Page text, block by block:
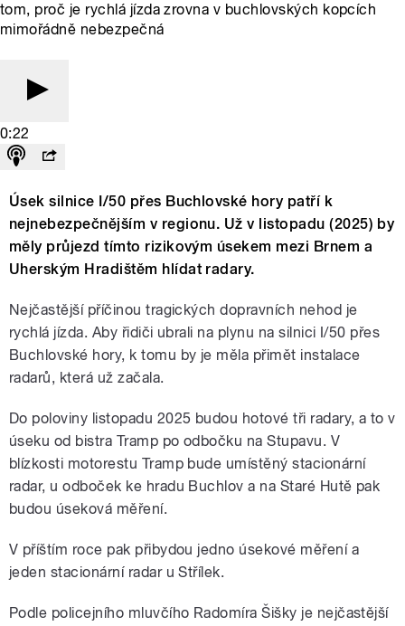
tom, proč je rychlá jízda zrovna v buchlovských kopcích
mimořádně nebezpečná
0:22
Úsek silnice I/50 přes Buchlovské hory patří k
nejnebezpečnějším v regionu. Už v listopadu (2025) by
měly průjezd tímto rizikovým úsekem mezi Brnem a
Uherským Hradištěm hlídat radary.
Nejčastější příčinou tragických dopravních nehod je
rychlá jízda. Aby řidiči ubrali na plynu na silnici I/50 přes
Buchlovské hory, k tomu by je měla přimět instalace
radarů, která už začala.
Do poloviny listopadu 2025 budou hotové tři radary, a to v
úseku od bistra Tramp po odbočku na Stupavu. V
blízkosti motorestu Tramp bude umístěný stacionární
radar, u odboček ke hradu Buchlov a na Staré Hutě pak
budou úseková měření.
V příštím roce pak přibydou jedno úsekové měření a
jeden stacionární radar u Střílek.
Podle policejního mluvčího Radomíra Šišky je nejčastější